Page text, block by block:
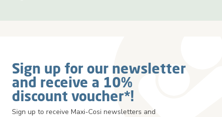
Sign up for our newsletter
and receive a 10%
discount voucher*!
Sign up to receive Maxi-Cosi newsletters and